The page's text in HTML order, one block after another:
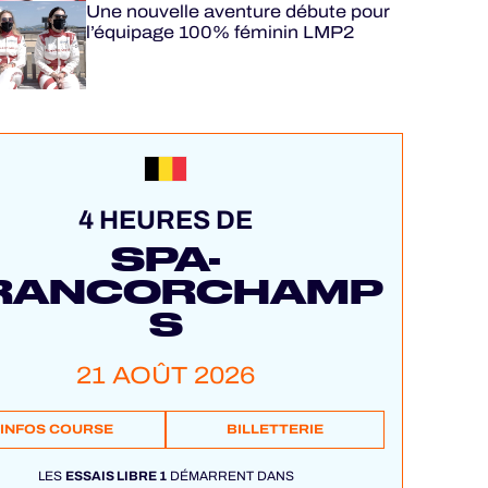
Une nouvelle aventure débute pour
l’équipage 100% féminin LMP2
4 HEURES DE
SPA-
S
21 AOÛT 2026
INFOS COURSE BILLETTERIE
LESESSAIS LIBRE 1DÉMARRENT DANS